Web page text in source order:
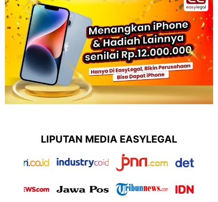
LIPUTAN MEDIA EASYLEGAL